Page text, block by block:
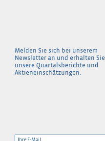
Melden Sie sich bei unserem
Newsletter an und erhalten Sie
unsere Quartalsberichte und
Aktieneinschätzungen.